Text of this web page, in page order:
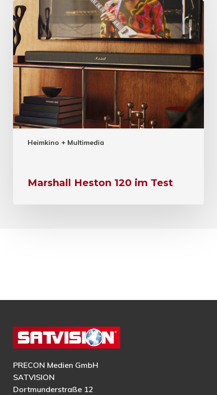
Heimkino + Multimedia
Marshall Heston 120 im Test
PRECON Medien GmbH
SATVISION
Dortmunderstraße 12